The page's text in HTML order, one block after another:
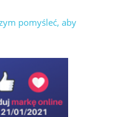
pomyśleć, aby